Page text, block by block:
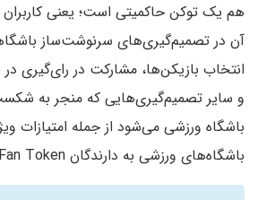
هم یک توکن حاکمیتی است؛ یعنی کاربران
آن در تصمیم‌گیری‌های سرنوشت‌ساز
انتخاب بازیکن‌ها، مشارکت در رای‌گیری
و سایر تصمیم‌گیری‌هایی که منجر به
باشگاه ورزشی می‌شود از جمله امتیازات
باشگاه‌های ورزشی به دارندگان Fan Tokenها می‌دهند.